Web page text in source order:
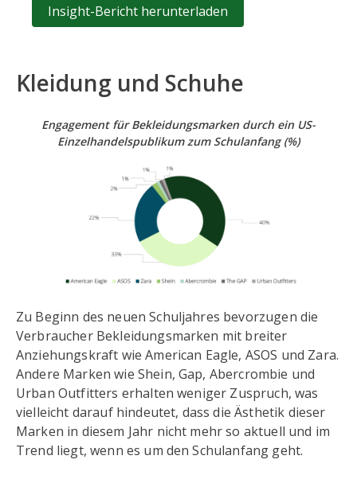
Insight-Bericht herunterladen
Kleidung und Schuhe
Engagement für Bekleidungsmarken durch ein US-
Einzelhandelspublikum zum Schulanfang (%)
Zu Beginn des neuen Schuljahres bevorzugen die
Verbraucher Bekleidungsmarken mit breiter
Anziehungskraft wie American Eagle, ASOS und Zara.
Andere Marken wie Shein, Gap, Abercrombie und
Urban Outfitters erhalten weniger Zuspruch, was
vielleicht darauf hindeutet, dass die Ästhetik dieser
Marken in diesem Jahr nicht mehr so aktuell und im
Trend liegt, wenn es um den Schulanfang geht.